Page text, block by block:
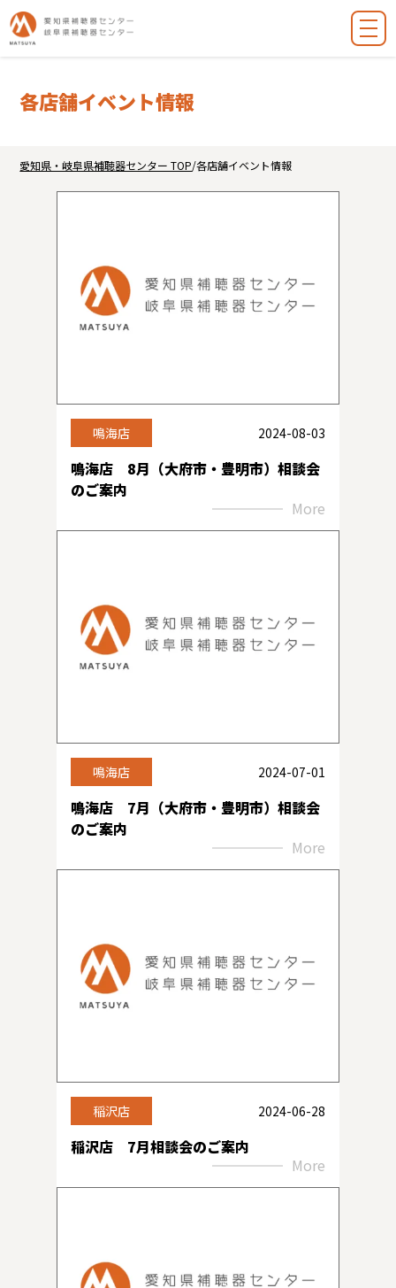
各店舗イベント情報
愛知県・岐阜県補聴器センター TOP/各店舗イベント情報
2024-08-03
鳴海店 8月（大府市・豊明市）相談会
のご案内
More
鳴海店
2024-07-01
鳴海店 7月（大府市・豊明市）相談会
のご案内
More
鳴海店
2024-06-28
稲沢店 7月相談会のご案内
More
稲沢店